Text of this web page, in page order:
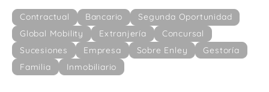
Contractual Bancario
Segunda Oportunidad
Global Mobility
Extranjería
Concursal
Sucesiones
Empresa Sobre Enley
Gestoría
Familia
Inmobiliario